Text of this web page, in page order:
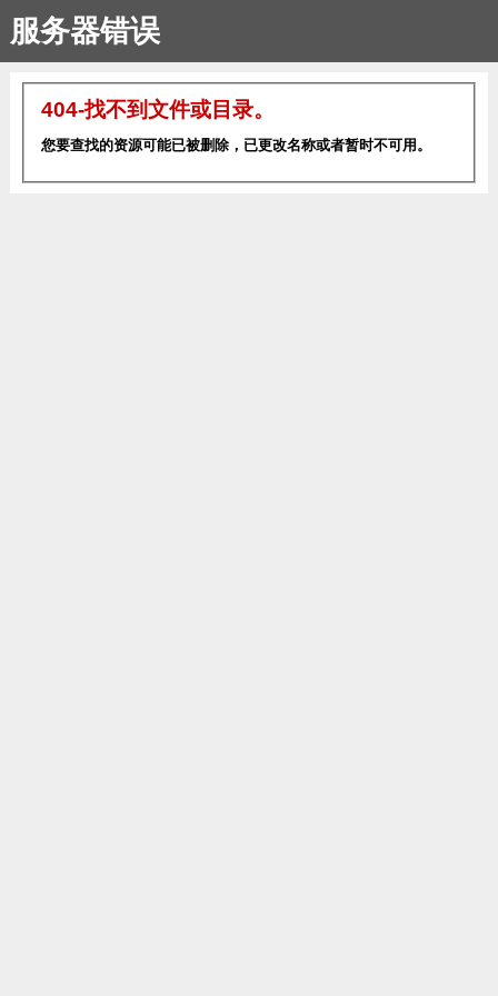
服务器错误
404-找不到文件或目录。
您要查找的资源可能已被删除，已更改名称或者暂时不可用。